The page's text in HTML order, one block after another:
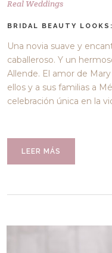
Real Weddings
BRIDAL BEAUTY
Una novia suave y
caballeroso. Y un
Allende. El amor de
ellos y a sus familias a
celebración única en la
LEER MÁS